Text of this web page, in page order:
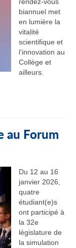
biannuel met
en lumière la
vitalité
scientifique et
l’innovation au
Collège et
ailleurs.
au Forum
Du 12 au 16
janvier 2026,
quatre
étudiant(e)s
ont participé à
la 32e
législature de
la simulation